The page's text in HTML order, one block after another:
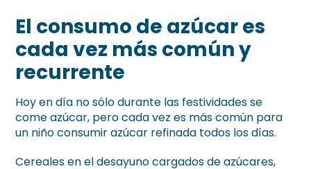
El consumo de azúcar es
cada vez más común y
recurrente
Hoy en día no sólo durante las festividades se
come azúcar, pero cada vez es más común para
un niño consumir azúcar refinada todos los días.
Cereales en el desayuno cargados de azúcares,